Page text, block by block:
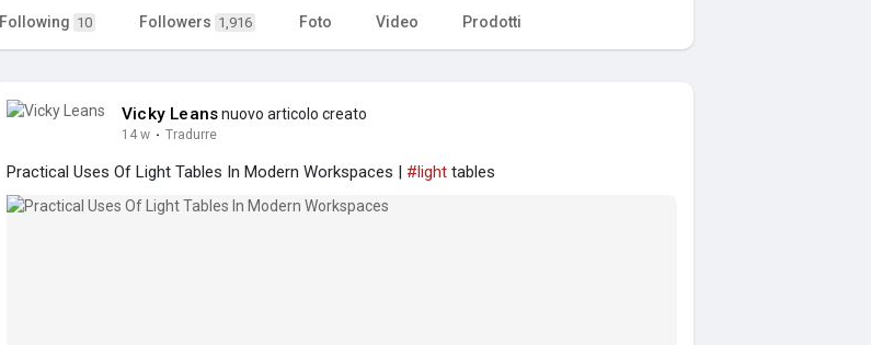
Following 10 Followers 1,916 Foto Video Prodotti
Vicky Leansnuovo articolo creato
14 w · Tradurre
Practical Uses Of Light Tables In Modern Workspaces | #light tables